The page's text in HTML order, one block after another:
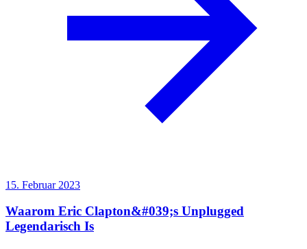
15. Februar 2023
Waarom Eric Clapton&#039;s Unplugged
Legendarisch Is